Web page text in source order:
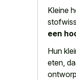
Kleine
een
Hun
eten,